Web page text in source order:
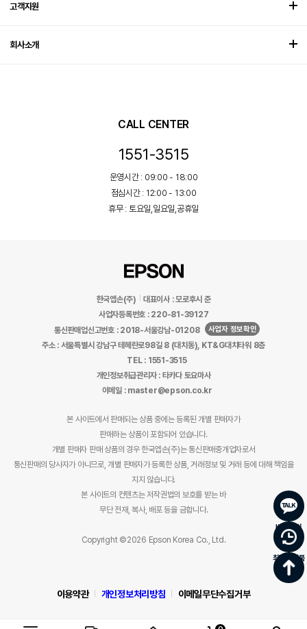
고객지원
회사소개
CALL CENTER
1551-3515
운영시간 : 09:00 - 18:00
점심시간 : 12:00 - 13:00
휴무 : 토요일,일요일,공휴일
한국엡손(주)
대표이사 : 모로후시 준
사업자등록번호 : 220-81-39127
통신판매업신고번호 : 2018-서울강남-01208
사업자 정보확인
주소 : 서울특별시 강남구 테헤란로98길 8 (대치동), KT&G대치타워 8층
TEL : 1551-3515
개인정보취급관리자 : 타카다 토요마사
이메일 : master@epson.co.kr
본 사이트에서 판매되는 상품 중에는 등록된 개별 판매자가
판매하는 상품이 포함되어 있습니다.
개별 판매자 판매 상품의 경우 한국엡손(주)는 통신판매중개업자로서
통신판매의 당사자가 아니므로, 개별 판매자가 등록한 상품, 거래정보 및 거래 등에 대해 책임을
지지 않습니다.
본 사이트의 컨텐츠는 저작권법의 보호를 받는 바
무단 전재, 복사, 배포 등을 금합니다.
Copyright ©2026 Epson Korea Co., Ltd.
이용약관 개인정보처리방침 이메일무단수집거부
바로문의
최근 본 상품